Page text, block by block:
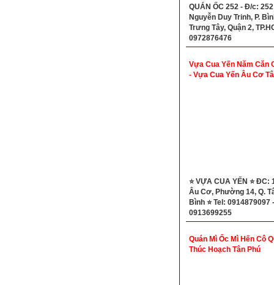
QUÁN ỐC 252 - Đ/c: 252
Nguyễn Duy Trinh, P.
Trưng Tây, Quận 2,
0972876476
Vựa Cua Yến Năm Căn
- Vựa Cua Yến Âu Cơ
⭐ VỰA CUA YẾN ⭐ ĐC:
Âu Cơ, Phường 14, Q.
Bình ⭐ Tel: 0914879097 -
0913699255
Quán Mì Ốc Mì Hến Cô
Thúc Hoạch Tân Phú